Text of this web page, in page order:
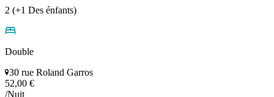
2 (+1 Des énfants)
Double
30 rue Roland Garros
52,00 €
/Nuit